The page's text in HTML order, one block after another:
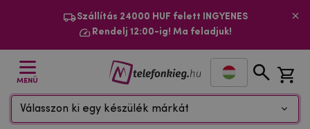
Szállítás 24000 HUF felett INGYENES
Rendelj 12:00-ig! Ma feladjuk!
MENÜ
Válasszon ki egy készülék márkát